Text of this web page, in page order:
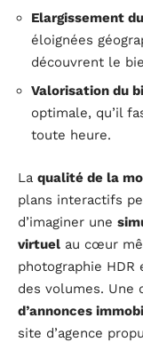
Elargissement
éloignées
découvrent le
Valorisation du
optimale, qu’il
toute heure.
La qualité de la
plans interactifs
d’imaginer une
virtuel au cœur
photographie
des volumes. Une
d’annonces
site d’agence